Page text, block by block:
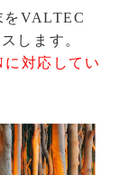
をVALTEC
します。
対応してい